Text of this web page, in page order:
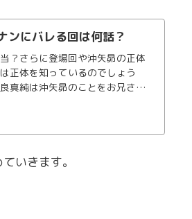
ンにバレる回は何話？
？さらに登場回や沖矢昴の正体
正体を知っているのでしょう
真純は沖矢昴のことをお兄さん
いきます。